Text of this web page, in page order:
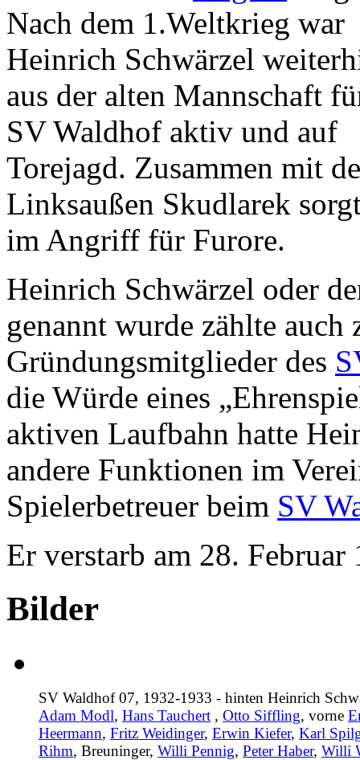
Nach dem 1.Weltkrieg war
Heinrich Schwärzel
aus der alten Mannschaft
SV Waldhof aktiv und auf
Torejagd. Zusammen mit
Linksaußen Skudlarek
im Angriff für Furore.
Heinrich Schwärzel oder
genannt wurde zählte auch
Gründungsmitglieder des
die Würde eines
aktiven Laufbahn hatte
andere Funktionen im
Spielerbetreuer beim SV
Er verstarb am 28. Februar
Bilder
SV Waldhof 07, 1932-1933 - hinten Heinrich
Adam Modl, Hans Tauchert , Otto Siffling, vorne
Heermann, Fritz Weidinger, Erwin Kiefer, Karl
Rihm, Breuninger, Willi Pennig, Peter Haber, Willi